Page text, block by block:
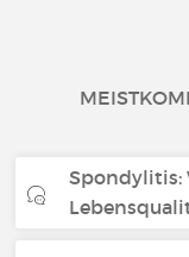
Spondylitis: